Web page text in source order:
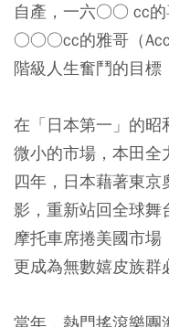
自產，一六○○ cc的
○○○cc的雅哥（
階級人生奮鬥的目標
在「日本第一」的昭
微小的市場，本田全
四年，日本藉著東
影，重新站回全球舞
摩托車席捲美國市場
更成為無數嬉皮族群